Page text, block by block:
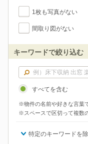
1枚も写真がない
間取り図がない
キーワードで絞り込む
すべてを含む
※物件の名前や好きな言葉
※スペースで区切って複数
特定のキーワードを除